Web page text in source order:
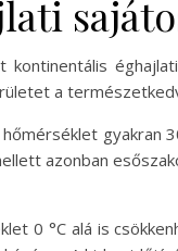
kontinentális
a
gyakran
azonban
0 °C alá is